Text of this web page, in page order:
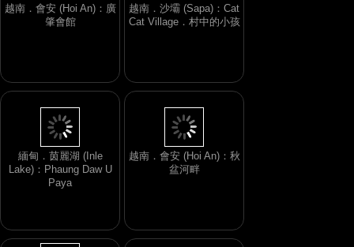
越南．會安 (Hoi An)：廣
肇會館
越南．沙壩 (Sapa)：Cat
Cat Village．村中的小孩
緬甸．茵麗湖 (Inle
Lake)：Phaung Daw U
Paya
越南．會安 (Hoi An)：秋
盆河畔